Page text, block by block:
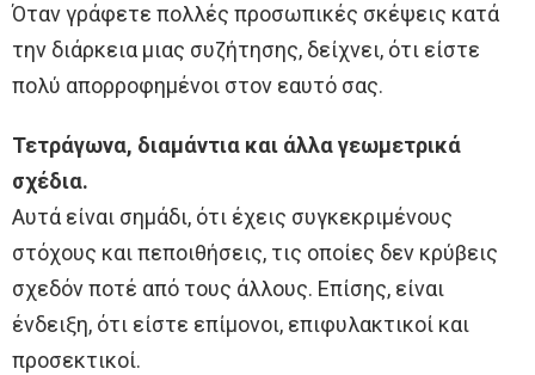
Όταν γράφετε πολλές προσωπικές σκέψεις κατά
την διάρκεια μιας συζήτησης, δείχνει, ότι είστε
πολύ απορροφημένοι στον εαυτό σας.
Τετράγωνα, διαμάντια και άλλα γεωμετρικά
σχέδια.
Αυτά είναι σημάδι, ότι έχεις συγκεκριμένους
στόχους και πεποιθήσεις, τις οποίες δεν κρύβεις
σχεδόν ποτέ από τους άλλους. Επίσης, είναι
ένδειξη, ότι είστε επίμονοι, επιφυλακτικοί και
προσεκτικοί.